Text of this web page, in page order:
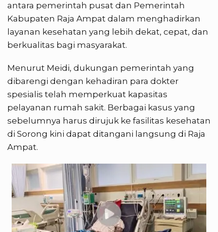
antara pemerintah pusat dan Pemerintah
Kabupaten Raja Ampat dalam menghadirkan
layanan kesehatan yang lebih dekat, cepat, dan
berkualitas bagi masyarakat.
Menurut Meidi, dukungan pemerintah yang
dibarengi dengan kehadiran para dokter
spesialis telah memperkuat kapasitas
pelayanan rumah sakit. Berbagai kasus yang
sebelumnya harus dirujuk ke fasilitas kesehatan
di Sorong kini dapat ditangani langsung di Raja
Ampat.